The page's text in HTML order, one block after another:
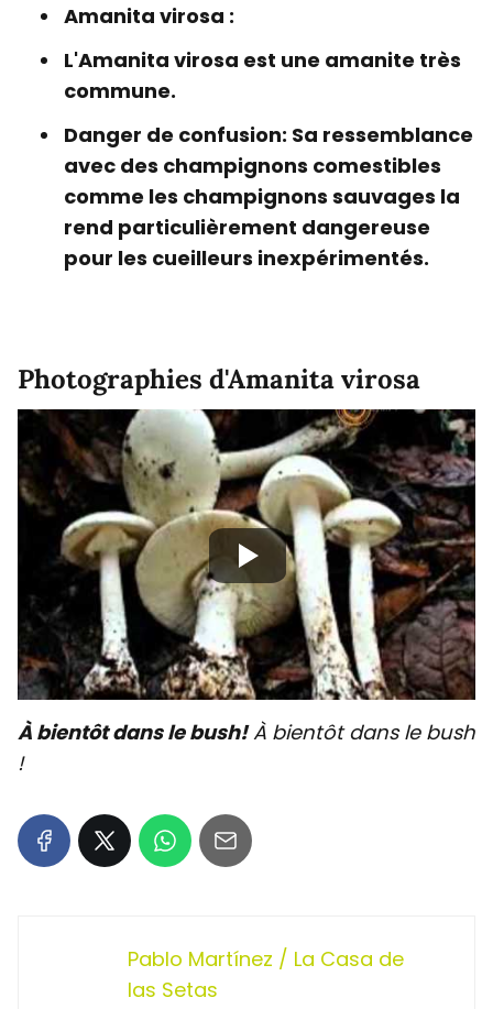
Amanita virosa :
L'Amanita virosa est une amanite très
commune.
Danger de confusion: Sa ressemblance
avec des champignons comestibles
comme les champignons sauvages la
rend particulièrement dangereuse
pour les cueilleurs inexpérimentés.
Photographies d'Amanita virosa
À bientôt dans le bush! À bientôt dans le bush
!
Pablo Martínez / La Casa de
las Setas